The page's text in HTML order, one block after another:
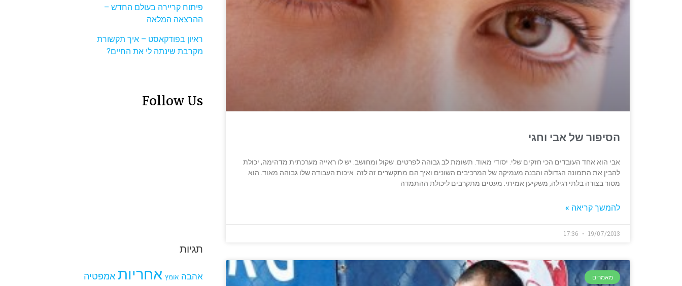
הסיפור של אבי וחגי
אבי הוא אחד העובדים הכי חזקים שלי. יסודי מאוד. תשומת לב גבוהה לפרטים. שקול ומחושב. יש לו ראייה מערכתית מדהימה, יכולת
להבין את התמונה הגדולה והבנה מעמיקה של המרכיבים השונים ואיך הם מתקשרים זה לזה. איכות העבודה שלו גבוהה מאוד. הוא
מסור בצורה בלתי רגילה, משקיען אמיתי. מעטים מתקרבים ליכולת ההתמדה
להמשך קריאה »
19/07/2013
מאמרים
פיתוח קריירה בעולם החדש –
ההרצאה המלאה
ראיון בפודקאסט – איך תקשורת
מקרבת שינתה לי את החיים?
Follow Us
תגיות
אהבה אומץ אחריות אמפטיה